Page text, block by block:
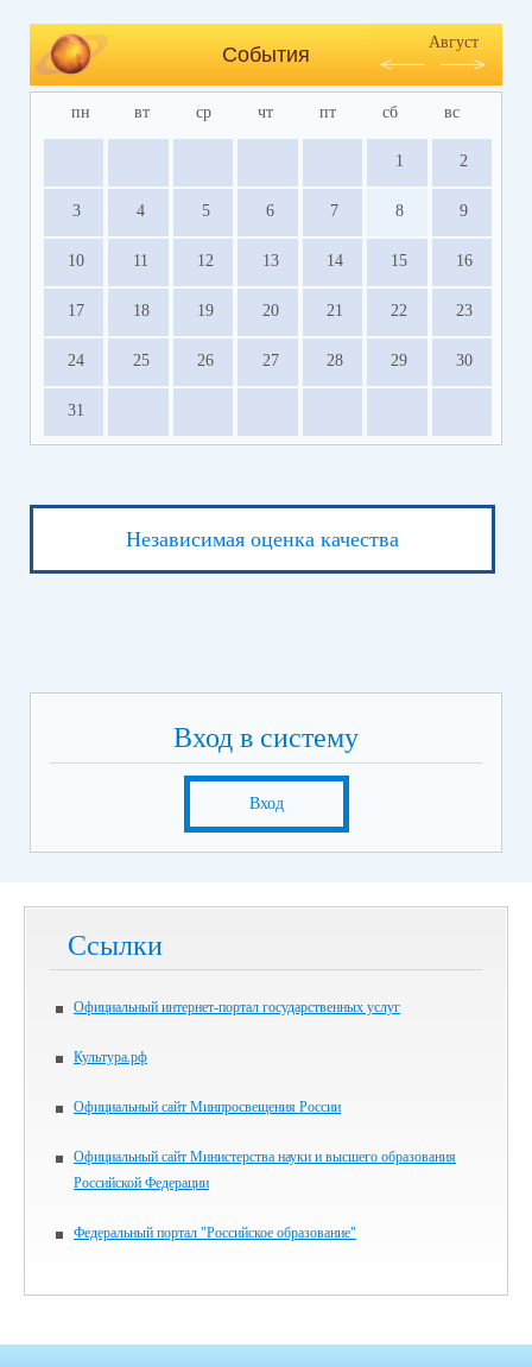
События
Август
пн вт ср чт пт сб вс
1 2
3 4 5 6 7 8 9
10 11 12 13 14 15 16
17 18 19 20 21 22 23
24 25 26 27 28 29 30
31
Независимая оценка качества
Вход в систему
Вход
Ссылки
Официальный интернет-портал государственных услуг
Культура.рф
Официальный сайт Минпросвещения России
Официальный сайт Министерства науки и высшего образования
Российской Федерации
Федеральный портал "Российское образование"